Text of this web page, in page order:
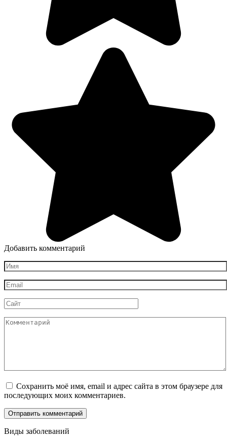
Добавить комментарий
Имя
*
Email
*
Сайт
Комментарий
Сохранить моё имя, email и адрес сайта в этом браузере для
последующих моих комментариев.
Виды заболеваний